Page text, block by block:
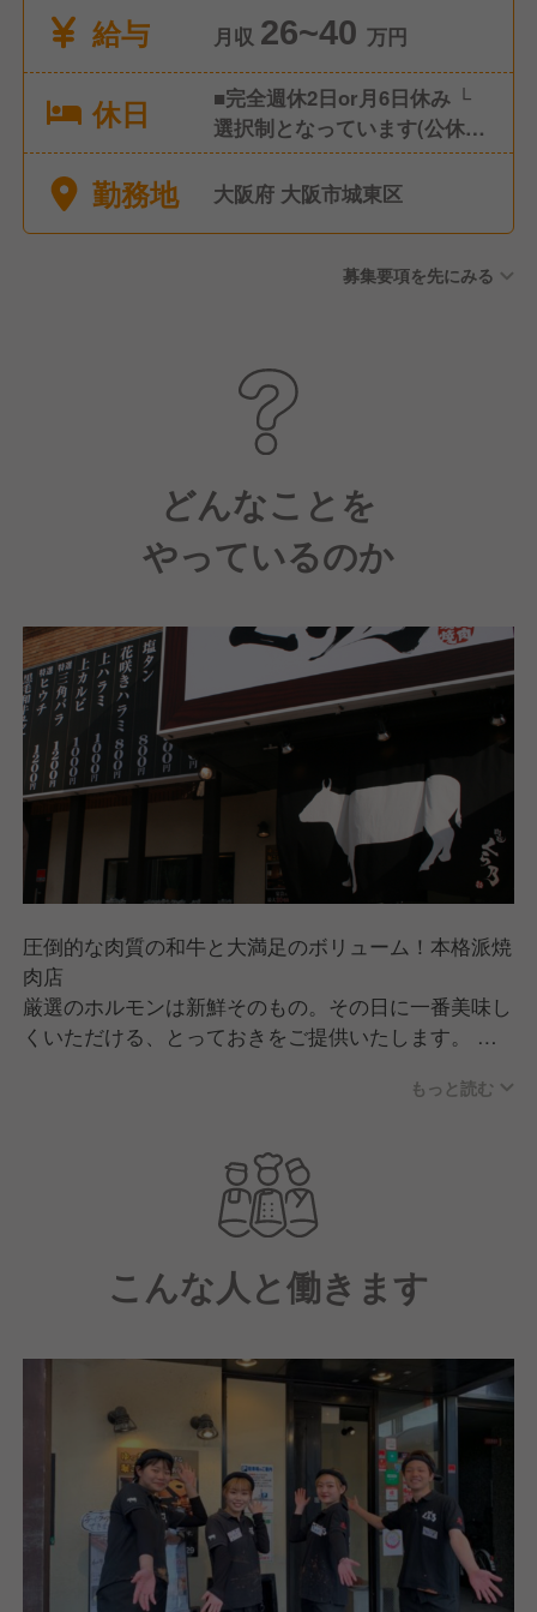
給与
月収 26~40 万円
休日
■完全週休2日or月6日休み └
選択制となっています(公休日
数により給与変動あり) ■年次
有給休暇 └入社して6か月後に
勤務地 大阪府 大阪市城東区
募集要項を先にみる
どんなことを
やっているのか
圧倒的な肉質の和牛と大満足のボリューム！本格派焼
肉店
厳選のホルモンは新鮮そのもの。その日に一番美味し
くいただける、とっておきをご提供いたします。 焼
のこだわりを感じてほしい！」その思いから 上品な
食べ方をオススメいたします。
もっと読む
こんな人と働きます